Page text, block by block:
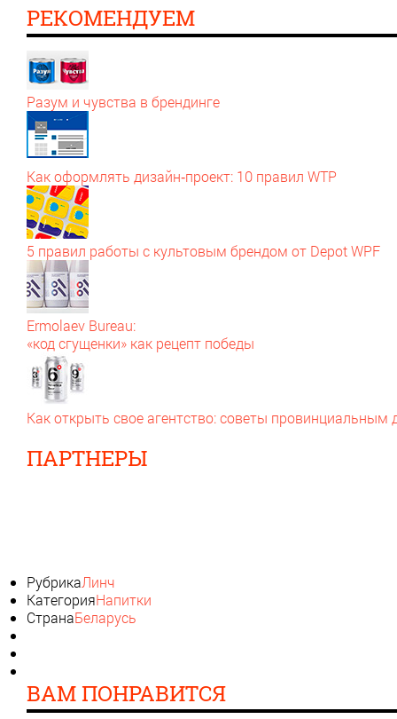
РЕКОМЕНДУЕМ
Разум и чувства в брендинге
Как оформлять дизайн‑проект: 10 правил WTP
5 правил работы с культовым брендом от Depot WPF
Ermolaev Bureau:
«код сгущенки» как рецепт победы
Как открыть свое агентство: советы провинциальным
ПАРТНЕРЫ
РубрикаЛинч
КатегорияНапитки
СтранаБеларусь
ВАМ ПОНРАВИТСЯ